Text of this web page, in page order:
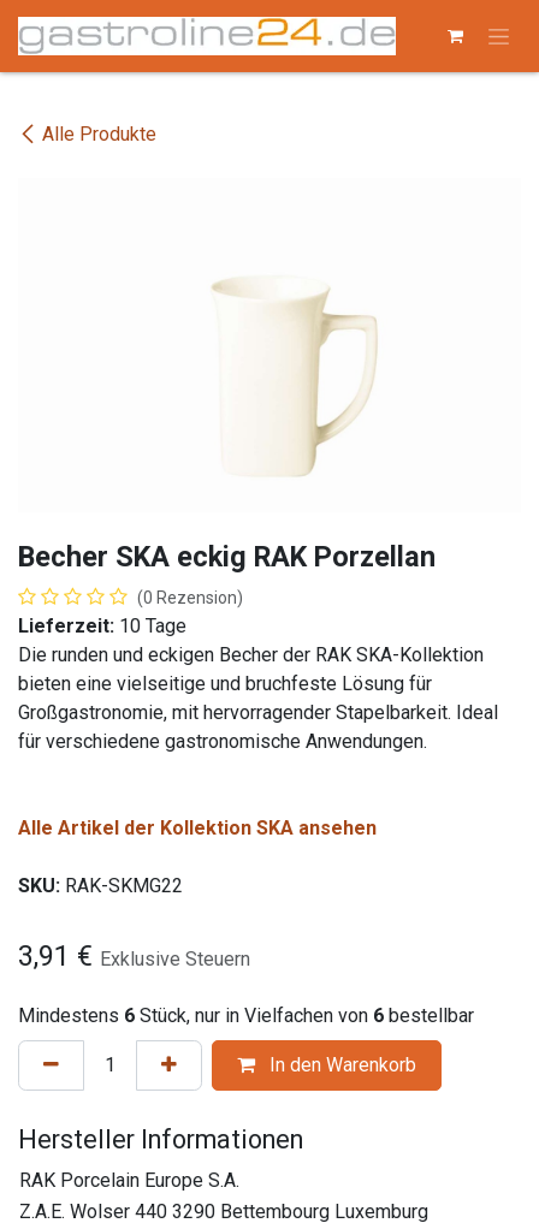
Zum Inhalt springen
Alle Produkte
Becher SKA eckig RAK Porzellan
(0 Rezension)
Lieferzeit: 10 Tage
Die runden und eckigen Becher der RAK SKA-Kollektion
bieten eine vielseitige und bruchfeste Lösung für
Großgastronomie, mit hervorragender Stapelbarkeit. Ideal
für verschiedene gastronomische Anwendungen.
Alle Artikel der Kollektion SKA ansehen
SKU: RAK-SKMG22
3,91 € Exklusive Steuern
Mindestens 6 Stück, nur in Vielfachen von 6 bestellbar
In den Warenkorb
Hersteller Informationen
RAK Porcelain Europe S.A.
Z.A.E. Wolser 440 3290 Bettembourg Luxemburg